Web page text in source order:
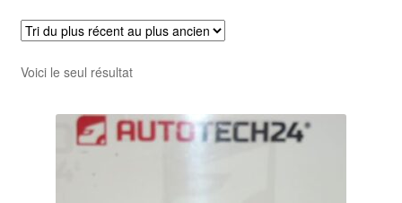
Voici le seul résultat